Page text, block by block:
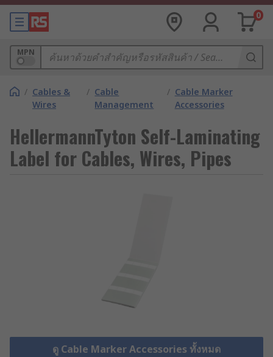
0
MPN
/ Cables &
Wires
/ Cable
Management
/ Cable Marker
Accessories
HellermannTyton Self-Laminating
Label for Cables, Wires, Pipes
ดู Cable Marker Accessories ทั้งหมด